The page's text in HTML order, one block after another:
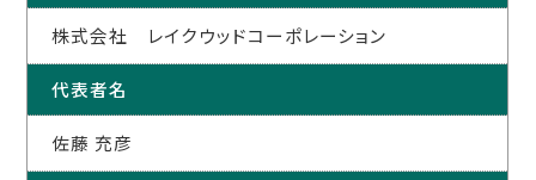
株式会社 レイクウッドコーポレーション
代表者名
佐藤 充彦